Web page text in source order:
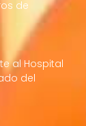
de
al Hospital
del